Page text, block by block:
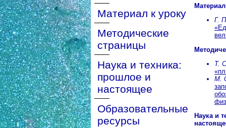
Материал к уроку
Методические
страницы
Наука и техника:
прошлое и
настоящее
Образовательные
ресурсы
Г.
Т.
М.
Наука и